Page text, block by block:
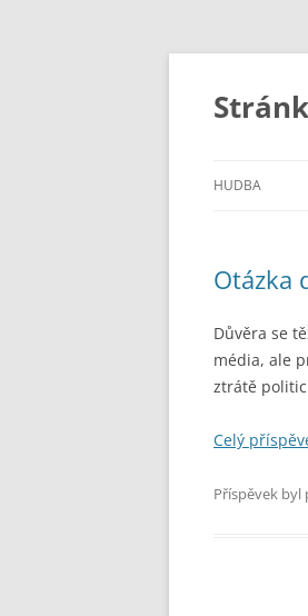
HUDBA
Otázka
Důvěra se
média, ale
ztrátě
Celý
Příspěvek byl